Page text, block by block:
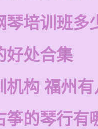
琴培训班多
好处合集
机构 福州
筝的琴行有